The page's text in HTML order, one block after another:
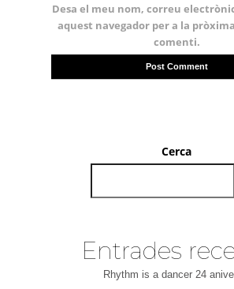
Desa el meu nom, correu
aquest navegador per a la
comenti.
Cerca
Entrades
Rhythm is a dancer 24